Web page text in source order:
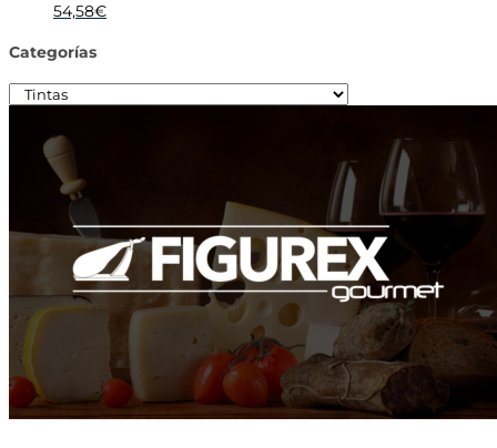
54,58€
Categorías